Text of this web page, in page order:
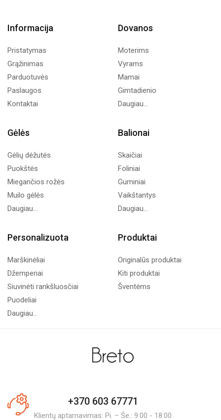
Informacija
Pristatymas
Grąžinimas
Parduotuvės
Paslaugos
Kontaktai
Dovanos
Moterims
Vyrams
Mamai
Gimtadienio
Daugiau...
Gėlės
Gėlių dėžutės
Puokštės
Miegančios rožės
Muilo gėlės
Daugiau...
Balionai
Skaičiai
Foliniai
Guminiai
Vaikštantys
Daugiau...
Personalizuota
Marškinėliai
Džemperiai
Siuvinėti rankšluosčiai
Puodeliai
Daugiau...
Produktai
Originalūs produktai
Kiti produktai
Šventėms
+370 603 67771
Klientų aptarnavimas: Pi. – Še.: 9:00 - 18:00